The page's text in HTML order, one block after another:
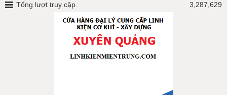
Tổng lượt truy cập
3,287,629